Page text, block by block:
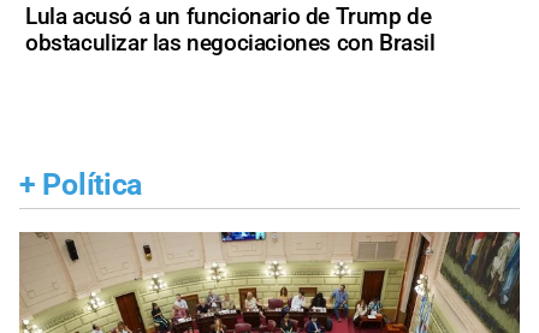
Lula acusó a un funcionario de Trump de
obstaculizar las negociaciones con Brasil
+ Política